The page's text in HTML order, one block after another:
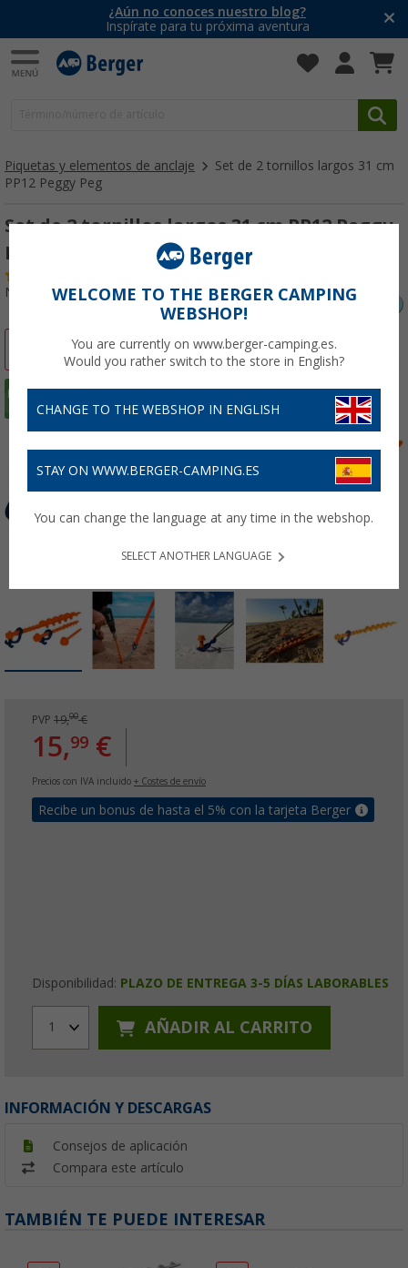
¿Aún no conoces nuestro blog?
Inspírate para tu próxima aventura
Piquetas y elementos de anclaje
Set de 2 tornillos largos 31 cm
PP12 Peggy Peg
Set de 2 tornillos largos 31 cm PP12 Peggy
Peg
Nº de artículo 404030
PVP 19,00€
15,99 €
Precios con IVA incluido + Costes de envío
Recibe un bonus de hasta el 5% con la tarjeta Berger
Disponibilidad: PLAZO DE ENTREGA 3-5 DÍAS LABORABLES
1 AÑADIR AL CARRITO
INFORMACIÓN Y DESCARGAS
Consejos de aplicación
Compara este artículo
TAMBIÉN TE PUEDE INTERESAR
WELCOME TO THE BERGER CAMPING
WEBSHOP!
You are currently on www.berger-camping.es.
Would you rather switch to the store in English?
CHANGE TO THE WEBSHOP IN ENGLISH
STAY ON WWW.BERGER-CAMPING.ES
You can change the language at any time in the webshop.
SELECT ANOTHER LANGUAGE